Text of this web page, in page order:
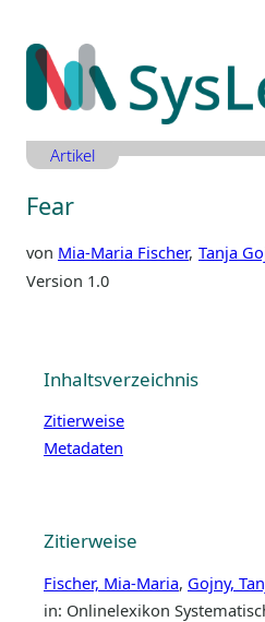
Inhalt
springen
Artikel
Fear
von Mia-Maria Fischer Tanja
Version 1.0
Inhaltsverzeichnis
Zitierweise
Metadaten
Zitierweise
Fischer, Mia-Maria, Gojny,
in: Onlinelexikon